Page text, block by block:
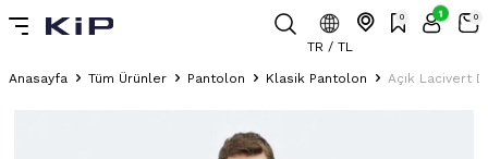
TR / TL
0 1 0
Anasayfa Tüm Ürünler Pantolon Klasik Pantolon Açık Lacivert